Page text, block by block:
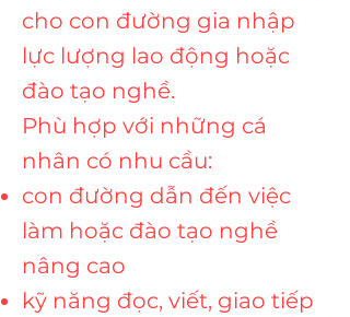
cho con đường gia nhập
lực lượng lao động hoặc
đào tạo nghề.
Phù hợp với những cá
nhân có nhu cầu:
con đường dẫn đến việc
làm hoặc đào tạo nghề
nâng cao
kỹ năng đọc, viết, giao tiếp